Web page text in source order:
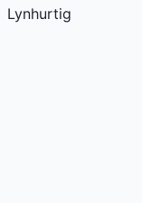
Lynhurtig